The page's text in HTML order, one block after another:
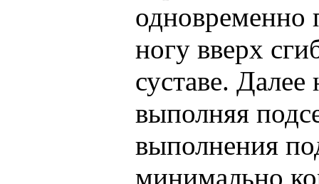
одновременно
ногу вверх
суставе. Далее
выполняя
выполнения
минимально